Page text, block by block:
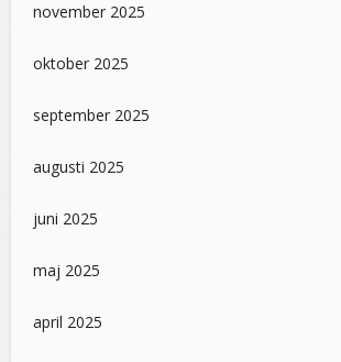
november 2025
oktober 2025
september 2025
augusti 2025
juni 2025
maj 2025
april 2025